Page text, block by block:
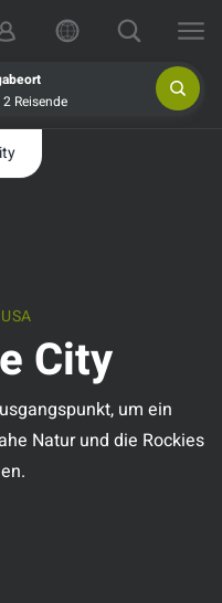
2 Reisende
City
um ein
Natur und die Rockies